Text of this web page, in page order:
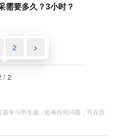
需要多久？3小时？
2 >
/ 2
学习所生成，如有任何问题，可在页